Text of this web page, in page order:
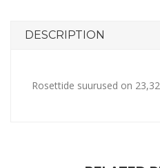
DESCRIPTION
Rosettide suurused on